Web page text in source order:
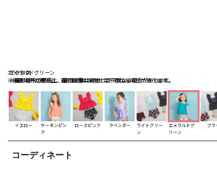
エメラルドグリーン
※撮影場所の関係上、着用画像は実物と若干異なる場合があります。
ブラック
※撮影場所の関係上、着用画像は実物と若干異なる場合があります。
ミックス
※撮影場所の関係上、着用画像は実物と若干異なる場合があります。
イエロー
サーモンピン
ク
ローズピンク ラベンダー
ライトグリー
ン
エメラルドグ
リーン
ブラ
コーディネート